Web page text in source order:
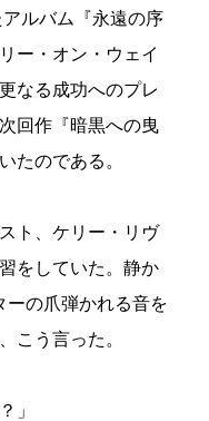
ルバム『永遠の序
ー・オン・ウェイ
なる成功へのプレ
回作『暗黒への曳
たのである。
ト、ケリー・リヴ
をしていた。静か
ーの爪弾かれる音を
こう言った。
」